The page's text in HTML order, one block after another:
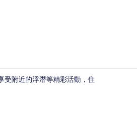
受附近的浮潛等精彩活動，住